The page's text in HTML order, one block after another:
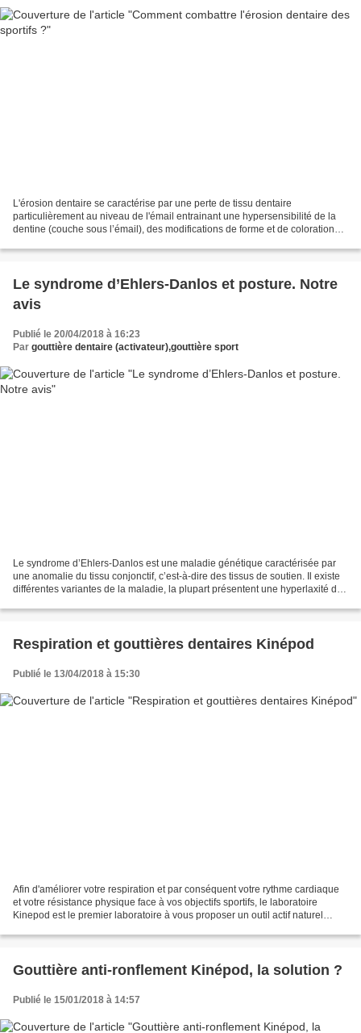
L'érosion dentaire se caractérise par une perte de tissu dentaire
particulièrement au niveau de l'émail entrainant une hypersensibilité de la
dentine (couche sous l’émail), des modifications de forme et de coloration
Le syndrome d’Ehlers-Danlos et posture. Notre
avis
Publié le 20/04/2018 à 16:23
Par gouttière dentaire (activateur),gouttière sport
Le syndrome d’Ehlers-Danlos est une maladie génétique caractérisée par
une anomalie du tissu conjonctif, c’est-à-dire des tissus de soutien. Il existe
différentes variantes de la maladie, la plupart présentent une hyperlaxité des
Respiration et gouttières dentaires Kinépod
Publié le 13/04/2018 à 15:30
Afin d'améliorer votre respiration et par conséquent votre rythme cardiaque
et votre résistance physique face à vos objectifs sportifs, le laboratoire
Kinepod est le premier laboratoire à vous proposer un outil actif naturel
Gouttière anti-ronflement Kinépod, la solution ?
Publié le 15/01/2018 à 14:57